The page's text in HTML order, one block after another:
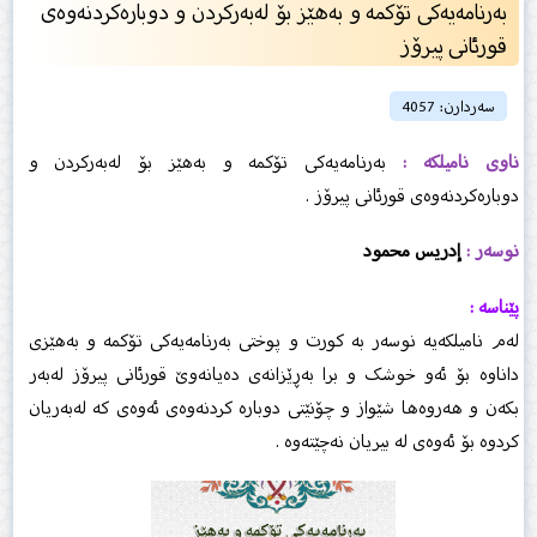
بەرنامەیەكی تۆكمە و بەهێز بۆ لەبەركردن و دوبارەكردنەوەی
قورئانی پیرۆز
سەردارن: 4057
ناوى نامیلکە : بەرنامەیەكی تۆكمە و بەهێز بۆ لەبەركردن و
دوبارەكردنەوەی قورئانی پیرۆز .
نوسەر :إدریس محمود
پێناسە :
لەم نامیلکەیە نوسەر بە کورت و پوختى بەرنامەیەکی تۆکمە و بەهێزی
داناوە بۆ ئەو خوشک و برا بەڕێزانەى دەیانەوێ قورئانی پیرۆز لەبەر
بکەن و هەروەها شێواز و چۆنێتى دوبارە کردنەوەى ئەوەى کە لەبەریان
کردوە بۆ ئەوەى لە بیریان نەچێتەوە .